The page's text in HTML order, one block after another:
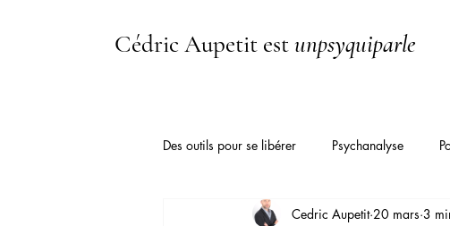
Cédric Aupetit estunpsyquiparle
Des outils pour se libérer Psychanalyse
Hym.Media TV Tradition
Cedric Aupetit 20 mars 3